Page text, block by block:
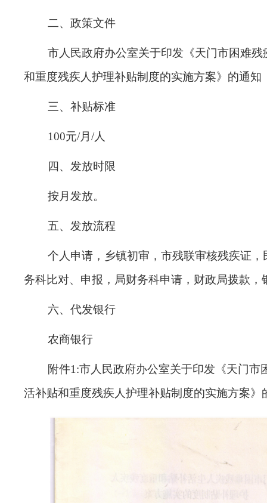
二、政策文件
市人民政府办公室关于印发《天门市困难残
和重度残疾人护理补贴制度的实施方案》的通知
三、补贴标准
100元/月 /人
四、发放时限
按月发放。
五、发放流程
个人申请，乡镇初审，市残联审核残疾证，
务科比对、申报，局财务科申请，财政局拨款，
六、代发银行
农商银行
附件1 :市人民政府办公室关于印发《天门市
活补贴和重度残疾人护理补贴制度的实施方案》